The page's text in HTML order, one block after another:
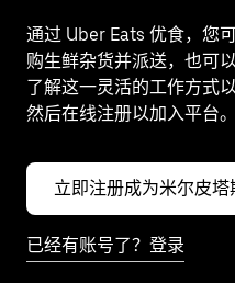
通过 Uber Eats 优食，您
购生鲜杂货并派送，也可
了解这一灵活的工作方式
然后在线注册以加入平台。
立即注册成为米尔皮塔
已经有账号了？登录